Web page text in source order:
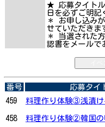
★ 応募タイトル
日を必ずご明記
＊ お申し込み
せていただきま
＊ 当選された
認書をメールで
番号 応募タイ
459
料理作り体験③浅漬け
458
料理作り体験②韓国の